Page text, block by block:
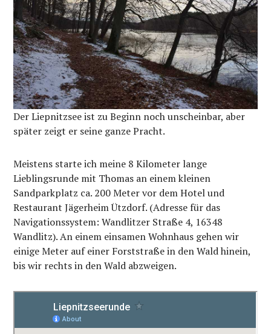
Der Liepnitzsee ist zu Beginn noch unscheinbar, aber
später zeigt er seine ganze Pracht.
Meistens starte ich meine 8 Kilometer lange
Lieblingsrunde mit Thomas an einem kleinen
Sandparkplatz ca. 200 Meter vor dem Hotel und
Restaurant Jägerheim Ützdorf. (Adresse für das
Navigationssystem: Wandlitzer Straße 4, 16348
Wandlitz). An einem einsamen Wohnhaus gehen wir
einige Meter auf einer Forststraße in den Wald hinein,
bis wir rechts in den Wald abzweigen.